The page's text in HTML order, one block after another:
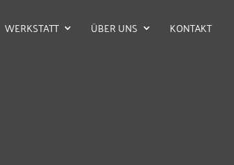
WERKSTATT ÜBER UNS KONTAKT